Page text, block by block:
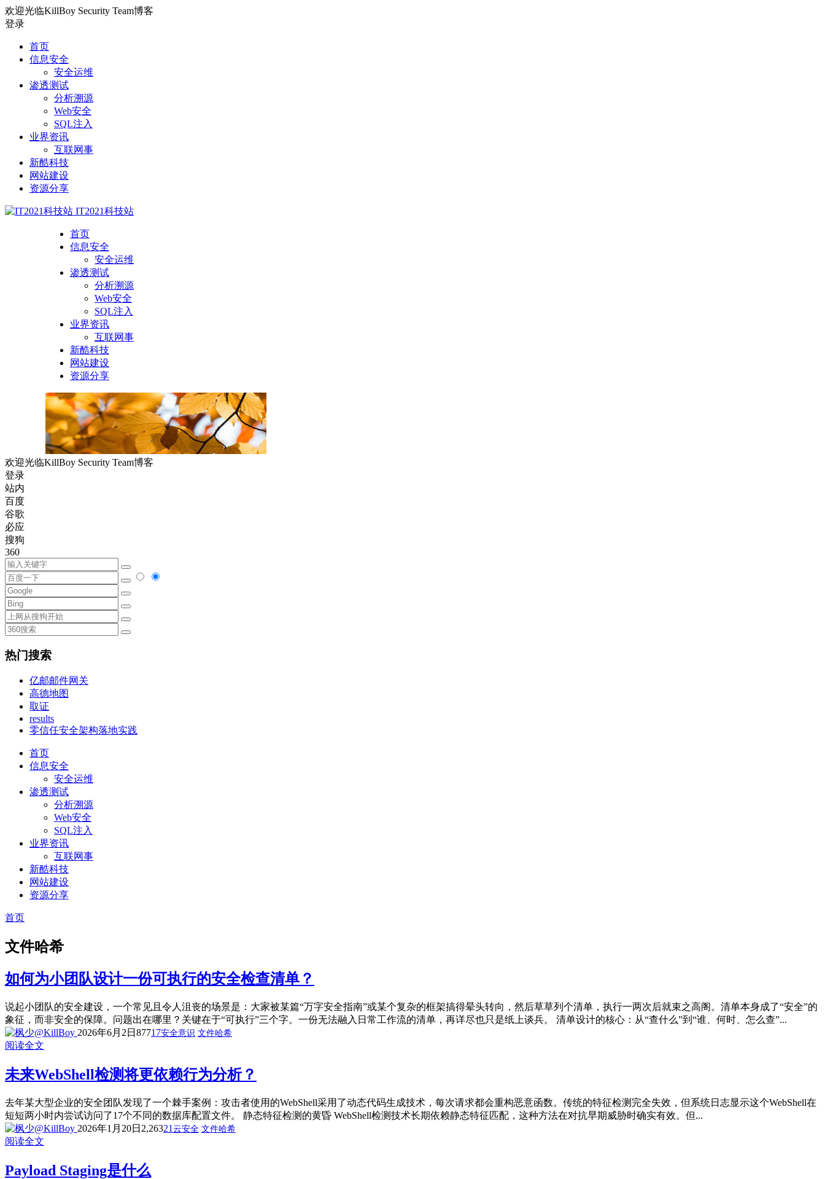
欢迎光临KillBoy Security Team博客
登录
首页
信息安全
安全运维
渗透测试
分析溯源
Web安全
SQL注入
业界资讯
互联网事
新酷科技
网站建设
资源分享
IT2021科技站
首页
信息安全
安全运维
渗透测试
分析溯源
Web安全
SQL注入
业界资讯
互联网事
新酷科技
网站建设
资源分享
欢迎光临KillBoy Security Team博客
登录
站内
百度
谷歌
必应
搜狗
360
热门搜索
亿邮邮件网关
高德地图
取证
results
零信任安全架构落地实践
首页
信息安全
安全运维
渗透测试
分析溯源
Web安全
SQL注入
业界资讯
互联网事
新酷科技
网站建设
资源分享
首页
文件哈希
如何为小团队设计一份可执行的安全检查清单？
说起小团队的安全建设，一个常见且令人沮丧的场景是：大家被某篇“万字安全指南”或某个复杂的框架搞得晕头转向，然后草草列个清单，执行一两次后就束之高阁。清单本身成了“安全”的
象征，而非安全的保障。问题出在哪里？关键在于“可执行”三个字。一份无法融入日常工作流的清单，再详尽也只是纸上谈兵。 清单设计的核心：从“查什么”到“谁、何时、怎么查”...
2026年6月2日 87717安全意识 文件哈希
阅读全文
未来WebShell检测将更依赖行为分析？
去年某大型企业的安全团队发现了一个棘手案例：攻击者使用的WebShell采用了动态代码生成技术，每次请求都会重构恶意函数。传统的特征检测完全失效，但系统日志显示这个WebShell在
短短两小时内尝试访问了17个不同的数据库配置文件。 静态特征检测的黄昏 WebShell检测技术长期依赖静态特征匹配，这种方法在对抗早期威胁时确实有效。但...
2026年1月20日 2,26321 云安全 文件哈希
阅读全文
Payload Staging是什么